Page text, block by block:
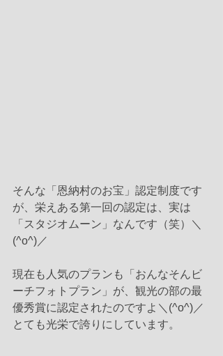
そんな「恩納村のお宝」認定制度です
が、栄えある第一回の認定は、実は
「スタジオムーン」なんです（笑）＼
(^o^)／
現在も人気のプランも「おんなそんビ
ーチフォトプラン」が、観光の部の最
優秀賞に認定されたのですよ＼(^o^)／
とても光栄で誇りにしています。